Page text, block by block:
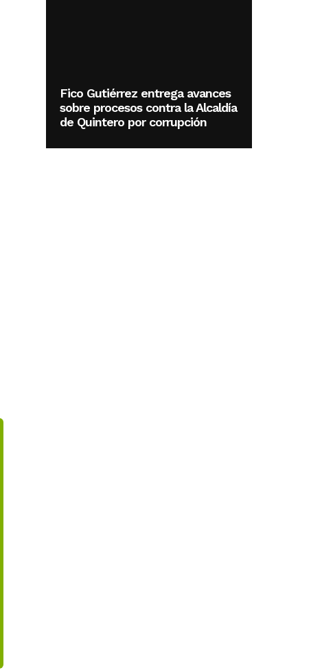
Fico Gutiérrez entrega avances
sobre procesos contra la Alcaldía
de Quintero por corrupción